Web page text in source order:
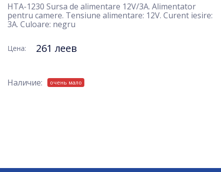
HTA-1230 Sursa de alimentare 12V/3A. Alimentator
pentru camere. Tensiune alimentare: 12V. Curent iesire:
3A. Culoare: negru
Цена: 261 леев
Наличие: очень мало